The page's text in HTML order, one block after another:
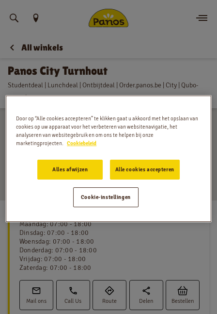
Vind uw locatie
Nieuws
Winkels
Contact
Jobs
NL
Juridische informatie
Privacy policy
Cookie policy
All winkels
Studentdeal | Lunchdeal | Ontbijtdeal | Order.panos.be | City | Qubo-
brood | Consumptieruimte
Panos City Turnhout
Gasthuisstraat 42, Turnhout
Maandag:07:00 - 18:00
Dinsdag: 07:00 - 18:00
Woensdag: 07:00 - 18:00
Donderdag: 07:00 - 18:00
Vrijdag: 07:00 - 18:00
Zaterdag: 07:00 - 18:00
Mail ons Call Us Route Delen Bestellen
Door op “Alle cookies accepteren” te klikken gaat u akkoord met het opslaan van
cookies op uw apparaat voor het verbeteren van websitenavigatie, het
analyseren van websitegebruik en om ons te helpen bij onze
marketingprojecten.
Cookiebeleid
Alles afwijzen Alle cookies accepteren
Cookie-instellingen